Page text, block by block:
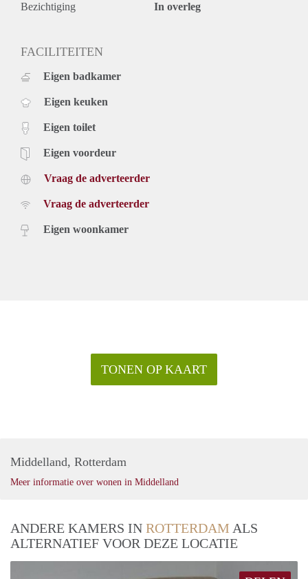
Bezichtiging In overleg
FACILITEITEN
Eigen badkamer
Eigen keuken
Eigen toilet
Eigen voordeur
Vraag de adverteerder
Vraag de adverteerder
Eigen woonkamer
TONEN OP KAART
Middelland, Rotterdam
Meer informatie over wonen in Middelland
ANDERE KAMERS IN ROTTERDAM ALS
ALTERNATIEF VOOR DEZE LOCATIE